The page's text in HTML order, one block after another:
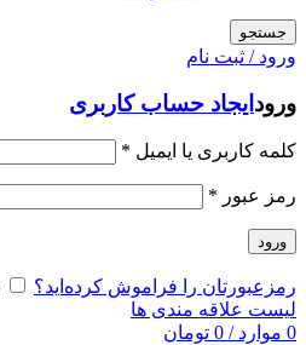
جستجو
ورود / ثبت نام
ورود ایجاد حساب کاربری
کلمه کاربری یا ایمیل *
رمز عبور *
ورود
رمزعبورتان را فراموش کرده‌اید؟
لیست علاقه مندی ها
0 موارد /
0 تومان